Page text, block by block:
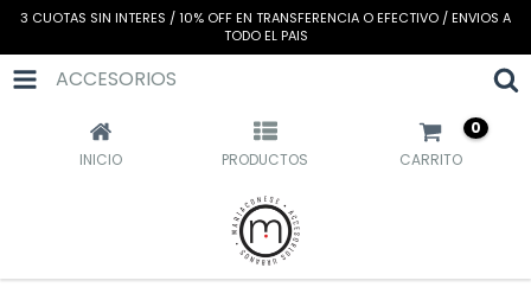
3 CUOTAS SIN INTERES / 10% OFF EN TRANSFERENCIA O EFECTIVO / ENVIOS A
TODO EL PAIS
ACCESORIOS
INICIO PRODUCTOS CARRITO
0